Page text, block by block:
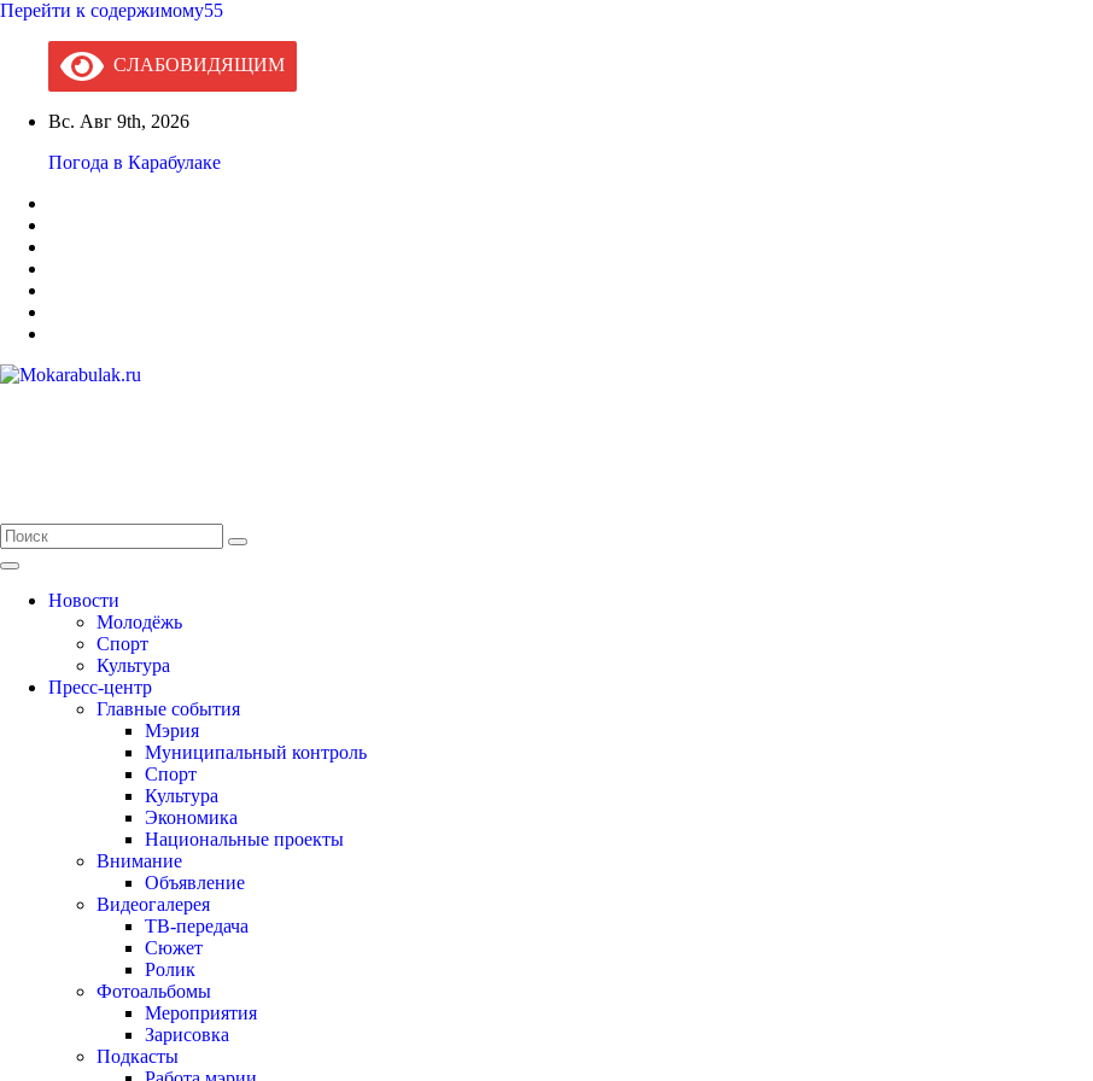
Перейти к содержимому55
СЛАБОВИДЯЩИМ
Вс. Авг 9th, 2026
Погода в Карабулаке
Новости
Молодёжь
Спорт
Культура
Пресс-центр
Главные события
Мэрия
Муниципальный контроль
Спорт
Культура
Экономика
Национальные проекты
Внимание
Объявление
Видеогалерея
ТВ-передача
Сюжет
Ролик
Фотоальбомы
Мероприятия
Зарисовка
Подкасты